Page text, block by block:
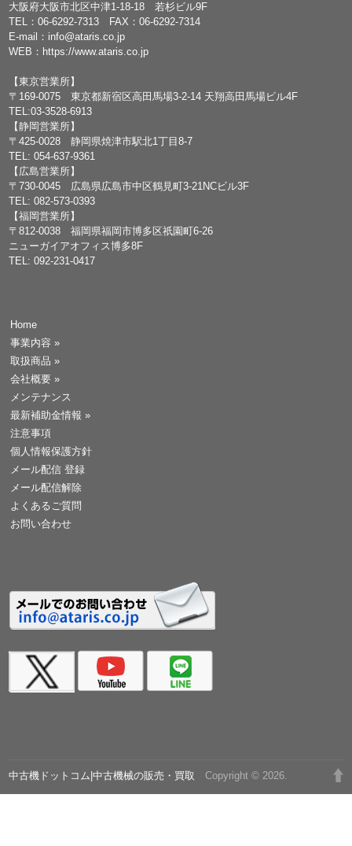
大阪府大阪市北区中津1-18-18 若杉ビル9F
TEL：06-6292-7313 FAX：06-6292-7314
E-mail： info@ataris.co.jp
WEB： https://www.ataris.co.jp
【東京営業所】
〒169-0075 東京都新宿区高田馬場3-2-14 天翔高田馬場ビル4F
TEL:03-3528-6913
【静岡営業所】
〒425-0028 静岡県焼津市駅北1丁目8-7
TEL: 054-637-9361
【広島営業所】
〒730-0045 広島県広島市中区鶴見町3-21NCビル3F
TEL: 082-573-0393
【福岡営業所】
〒812-0038 福岡県福岡市博多区祇園町6-26
ニューガイアオフィス博多8F
TEL: 092-231-0417
Home
事業内容 »
取扱商品 »
会社概要 »
メンテナンス
最新補助金情報 »
注意事項
個人情報保護方針
メール配信 登録
メール配信解除
よくあるご質問
お問い合わせ
中古機ドットコム|中古機械の販売・買取 Copyright © 2026.